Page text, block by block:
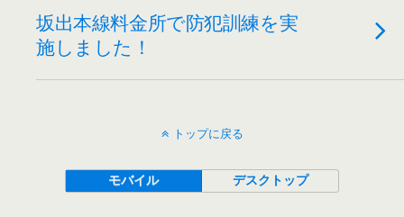
坂出本線料金所で防犯訓練を実
施しました！
トップに戻る
モバイル デスクトップ